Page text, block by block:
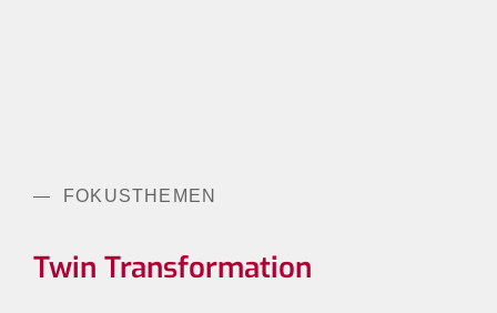
FOKUSTHEMEN
Twin Transformation